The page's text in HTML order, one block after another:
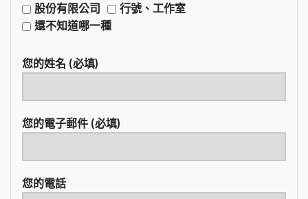
股份有限公司
行號、工作室
還不知道哪一種
您的姓名 (必填)
您的電子郵件 (必填)
您的電話